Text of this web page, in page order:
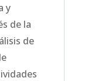
y
de la
de